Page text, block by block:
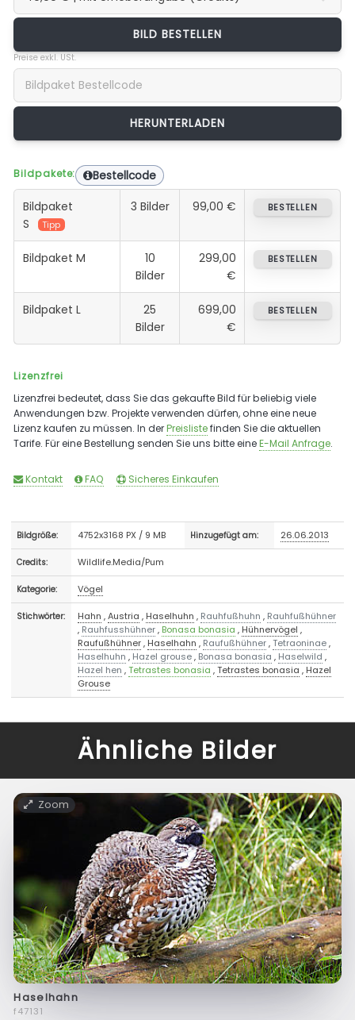
BILD BESTELLEN
Preise exkl. USt.
Bildpakete: Bestellcode
Bildpaket
S
Tipp
3 Bilder 99,00 € BESTELLEN
Bildpaket M
10
Bilder
299,00
€
BESTELLEN
Bildpaket L
25
Bilder
699,00
€
BESTELLEN
Lizenzfrei
Lizenzfrei bedeutet, dass Sie das gekaufte Bild für beliebig viele
Anwendungen bzw. Projekte verwenden dürfen, ohne eine neue
Lizenz kaufen zu müssen. In derPreislistefinden Sie die aktuellen
Tarife. Für eine Bestellung senden Sie uns bitte eineE-Mail Anfrage.
Kontakt FAQ Sicheres Einkaufen
Bildgröße: 4752x3168 PX / 9 MB Hinzugefügt am: 26.06.2013
Credits: Wildlife.Media/Pum
Kategorie: Vögel
Stichwörter: Hahn ,Austria , Haselhuhn , Rauhfußhuhn , Rauhfußhühner
, Rauhfusshühner, Bonasa bonasia , Hühnervögel ,
Raufußhühner, Haselhahn , Raufußhühner,Tetraoninae,
Haselhuhn , Hazel grouse, Bonasa bonasia , Haselwild ,
Hazel hen ,Tetrastes bonasia ,Tetrastes bonasia , Hazel
Grouse
Ähnliche Bilder
Zoom
Haselhahn
f47131